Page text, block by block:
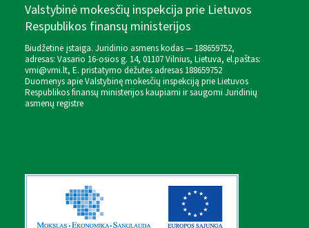
Valstybinė mokesčių inspekcija prie Lietuvos
Respublikos finansų ministerijos
Biudžetinė įstaiga. Juridinio asmens kodas — 188659752,
adresas: Vasario 16-osios g. 14, 01107 Vilnius, Lietuva, el.paštas:
vmi@vmi.lt, E. pristatymo dėžutės adresas 188659752
Duomenys apie Valstybinę mokesčių inspekciją prie Lietuvos
Respublikos finansų ministerijos kaupiami ir saugomi Juridinių
asmenų registre